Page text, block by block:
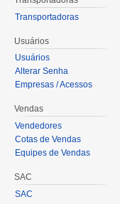
Transportadoras
Usuários
Usuários
Alterar Senha
Empresas / Acessos
Vendas
Vendedores
Cotas de Vendas
Equipes de Vendas
SAC
SAC